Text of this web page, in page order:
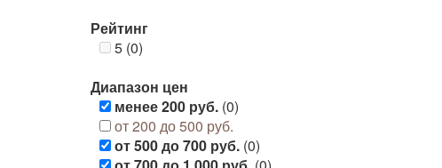
Рейтинг
5 (0)
Диапазон цен
менее 200 руб. (0)
от 200 до 500 руб.
от 500 до 700 руб. (0)